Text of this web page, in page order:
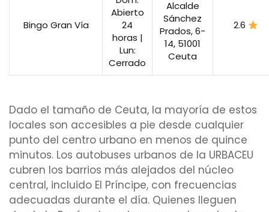
Bingo Gran Vía
Abierto
24
horas |
Lun:
Cerrado
Alcalde
Sánchez
Prados, 6-
14, 51001
Ceuta
2.6
Dado el tamaño de Ceuta, la mayoría de estos
locales son accesibles a pie desde cualquier
punto del centro urbano en menos de quince
minutos. Los autobuses urbanos de la URBACEU
cubren los barrios más alejados del núcleo
central, incluido El Príncipe, con frecuencias
adecuadas durante el día. Quienes lleguen